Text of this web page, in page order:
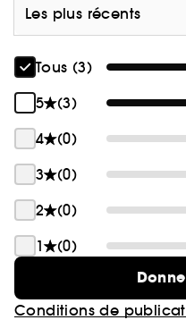
Les plus récents
Tous (3)
5
(3)
4
(0)
3
(0)
2
(0)
1
(0)
Conditions de